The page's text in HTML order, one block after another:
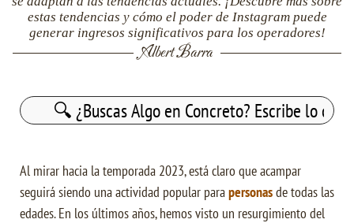
estas tendencias y cómo el poder de Instagram puede
generar ingresos significativos para los operadores!
Albert Barra
Buscar:
Al mirar hacia la temporada 2023, está claro que acampar
seguirá siendo una actividad popular parapersonasde todas las
edades. En los últimos años, hemos visto un resurgimiento del